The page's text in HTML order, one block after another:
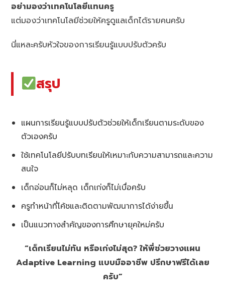
อย่ามองว่าเทคโนโลยีแทนครู
แต่มองว่าเทคโนโลยีช่วยให้ครูดูแลเด็กได้รายคนครับ
นี่แหละครับหัวใจของการเรียนรู้แบบปรับตัวครับ
สรุป
แผนการเรียนรู้แบบปรับตัวช่วยให้เด็กเรียนตามระดับของ
ตัวเองครับ
ใช้เทคโนโลยีปรับบทเรียนให้เหมาะกับความสามารถและความ
สนใจ
เด็กอ่อนก็ไม่หลุด เด็กเก่งก็ไม่เบื่อครับ
ครูทำหน้าที่โค้ชและติดตามพัฒนาการได้ง่ายขึ้น
เป็นแนวทางสำคัญของการศึกษายุคใหม่ครับ
“เด็กเรียนไม่ทัน หรือเก่งไม่สุด? ให้พี่ช่วยวางแผน
Adaptive Learning แบบมืออาชีพ ปรึกษาฟรีได้เลย
ครับ”